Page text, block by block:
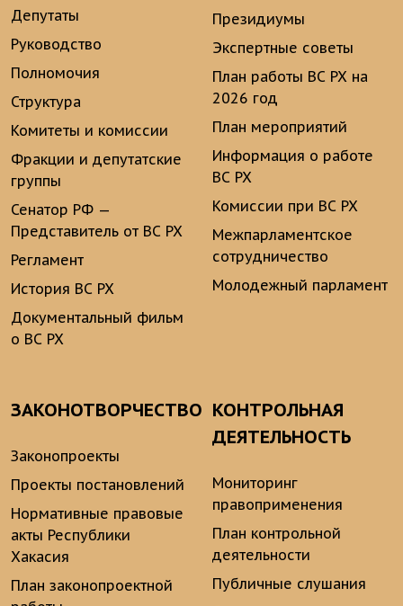
Депутаты
Руководство
Полномочия
Структура
Комитеты и комиссии
Фракции и депутатские
группы
Сенатор РФ —
Представитель от ВС РХ
Регламент
История ВС РХ
Документальный фильм
о ВС РХ
Президиумы
Экспертные советы
План работы ВС РХ на
2026 год
План мероприятий
Информация о работе
ВС РХ
Комиссии при ВС РХ
Межпарламентское
сотрудничество
Молодежный парламент
ЗАКОНОТВОРЧЕСТВО
Законопроекты
Проекты постановлений
Нормативные правовые
акты Республики
Хакасия
План законопроектной
КОНТРОЛЬНАЯ
ДЕЯТЕЛЬНОСТЬ
Мониторинг
правоприменения
План контрольной
деятельности
Публичные слушания